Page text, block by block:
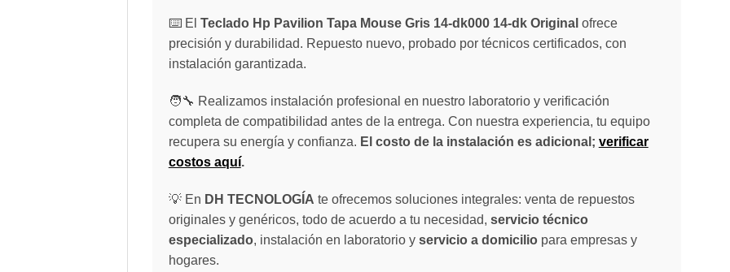
⌨️ El Teclado Hp Pavilion Tapa Mouse Gris 14-dk000 14-dk Original ofrece
precisión y durabilidad. Repuesto nuevo, probado por técnicos certificados, con
instalación garantizada.
🧑‍🔧 Realizamos instalación profesional en nuestro laboratorio y verificación
completa de compatibilidad antes de la entrega. Con nuestra experiencia, tu equipo
recupera su energía y confianza. El costo de la instalación es adicional; verificar
costos aquí.
💡 En DH TECNOLOGÍA te ofrecemos soluciones integrales: venta de repuestos
originales y genéricos, todo de acuerdo a tu necesidad, servicio técnico
especializado, instalación en laboratorio y servicio a domiciliopara empresas y
hogares.